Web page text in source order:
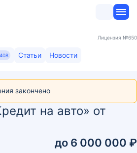
Лицензия №650
Статьи Новости
закончено
на авто» от
до 6 000 000 ₽